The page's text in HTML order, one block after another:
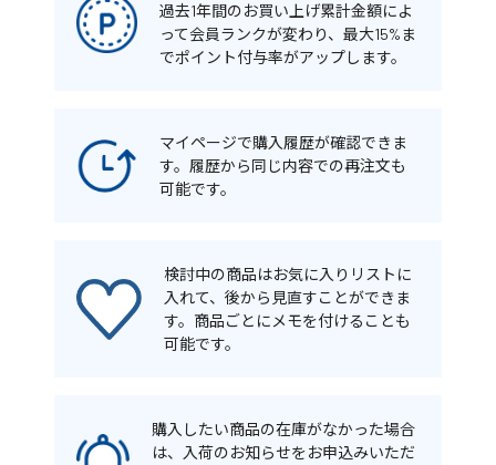
過去1年間のお買い上げ累計金額によ
って会員ランクが変わり、最大15%ま
でポイント付与率がアップします。
マイページで購入履歴が確認できま
す。履歴から同じ内容での再注文も
可能です。
検討中の商品はお気に入りリストに
入れて、後から見直すことができま
す。商品ごとにメモを付けることも
可能です。
購入したい商品の在庫がなかった場合
は、入荷のお知らせをお申込みいただ